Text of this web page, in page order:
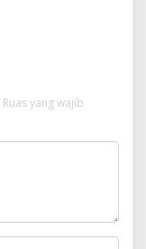
Ruas yang wajib